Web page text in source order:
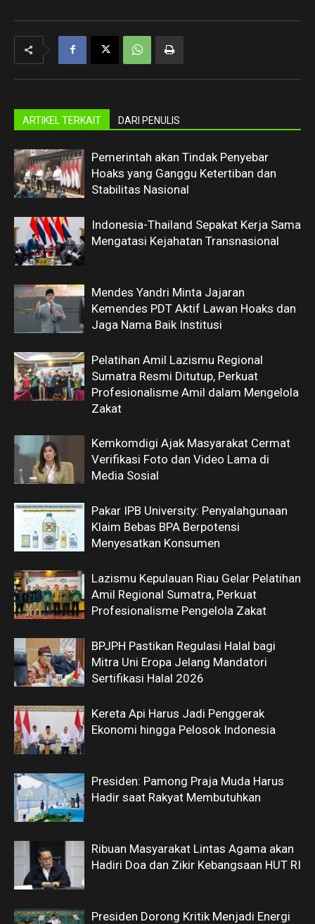
ARTIKEL TERKAIT DARI PENULIS
Pemerintah akan Tindak Penyebar
Hoaks yang Ganggu Ketertiban dan
Stabilitas Nasional
Indonesia-Thailand Sepakat Kerja Sama
Mengatasi Kejahatan Transnasional
Mendes Yandri Minta Jajaran
Kemendes PDT Aktif Lawan Hoaks dan
Jaga Nama Baik Institusi
Pelatihan Amil Lazismu Regional
Sumatra Resmi Ditutup, Perkuat
Profesionalisme Amil dalam Mengelola
Zakat
Kemkomdigi Ajak Masyarakat Cermat
Verifikasi Foto dan Video Lama di
Media Sosial
Pakar IPB University: Penyalahgunaan
Klaim Bebas BPA Berpotensi
Menyesatkan Konsumen
Lazismu Kepulauan Riau Gelar Pelatihan
Amil Regional Sumatra, Perkuat
Profesionalisme Pengelola Zakat
BPJPH Pastikan Regulasi Halal bagi
Mitra Uni Eropa Jelang Mandatori
Sertifikasi Halal 2026
Kereta Api Harus Jadi Penggerak
Ekonomi hingga Pelosok Indonesia
Presiden: Pamong Praja Muda Harus
Hadir saat Rakyat Membutuhkan
Ribuan Masyarakat Lintas Agama akan
Hadiri Doa dan Zikir Kebangsaan HUT RI
Presiden Dorong Kritik Menjadi Energi